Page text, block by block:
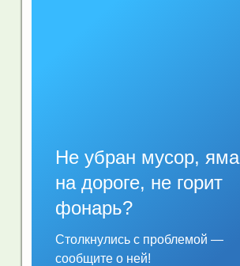
Не убран мусор, яма
на дороге, не горит
фонарь?
Столкнулись с проблемой —
сообщите о ней!